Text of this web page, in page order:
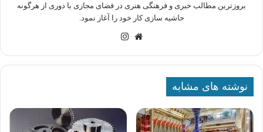
بروزترین مطالب خبری و فرهنگی هنری در فضای مجازی با دوری از هرگونه
حاشیه سازی کار خود را آغاز نمود.
وبسایت
نوشته های مشابه